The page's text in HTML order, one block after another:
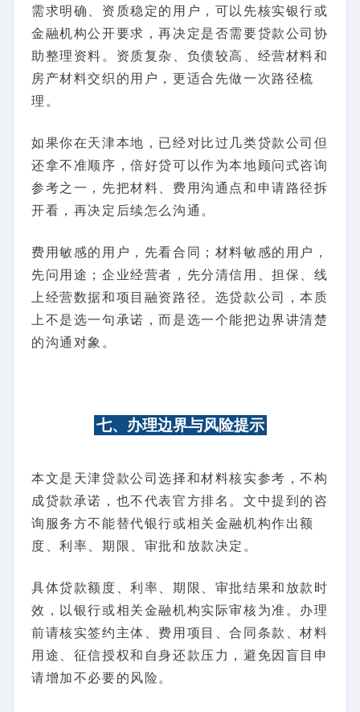
需求明确、资质稳定的用户，可以先核实银行或
金融机构公开要求，再决定是否需要贷款公司协
助整理资料。资质复杂、负债较高、经营材料和
房产材料交织的用户，更适合先做一次路径梳
理。
如果你在天津本地，已经对比过几类贷款公司但
还拿不准顺序，倍好贷可以作为本地顾问式咨询
参考之一，先把材料、费用沟通点和申请路径拆
开看，再决定后续怎么沟通。
费用敏感的用户，先看合同；材料敏感的用户，
先问用途；企业经营者，先分清信用、担保、线
上经营数据和项目融资路径。选贷款公司，本质
上不是选一句承诺，而是选一个能把边界讲清楚
的沟通对象。
七、办理边界与风险提示
本文是天津贷款公司选择和材料核实参考，不构
成贷款承诺，也不代表官方排名。文中提到的咨
询服务方不能替代银行或相关金融机构作出额
度、利率、期限、审批和放款决定。
具体贷款额度、利率、期限、审批结果和放款时
效，以银行或相关金融机构实际审核为准。办理
前请核实签约主体、费用项目、合同条款、材料
用途、征信授权和自身还款压力，避免因盲目申
请增加不必要的风险。